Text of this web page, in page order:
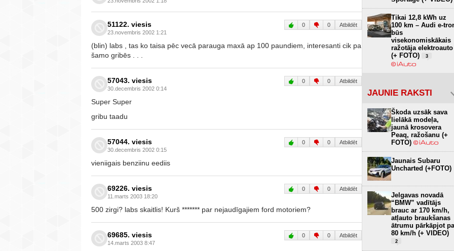
51122. viesis
23.novembris 2002 1:21
0 0 Atbildēt
(blin) labs , tas ko taisa pēc vecā parauga maxā ap 100 paundiem, interesanti cik pa
šamo gribēs . . .
57043. viesis
30.decembris 2002 0:14
0 0 Atbildēt
Super Super
gribu taadu
57044. viesis
30.decembris 2002 0:15
0 0 Atbildēt
vieniigais benziinu eediis
69226. viesis
11.marts 2003 18:20
0 0 Atbildēt
500 zirgi? labs skaitlis! Kurš ******* par nejaudīgajiem ford motoriem?
69685. viesis
14.marts 2003 8:47
0 0 Atbildēt
Tikai 12,8 kWh uz
100 km – Audi e-
būs
visekonomiskākais
ražotāja elektroauto
(+ FOTO)
3
JAUNIE RAKSTI
Škoda uzsāk sava
lielākā modeļa,
jaunā krosovera
Peaq, ražošanu (+
FOTO)
Jaunais Subaru
Uncharted (+FOTO)
Jelgavas novadā
“BMW” vadītājs
brauc ar 170 km/h,
atļauto braukšanas
ātrumu pārkāpjot
80 km/h (+ VIDEO)
2